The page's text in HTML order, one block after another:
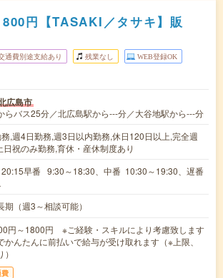
円【TASAKI／タサキ】販
通費別途支給あり 残業なし WEB登録OK
広島市
らバス25分／北広島駅から---分／大谷地駅から---分
,週4日勤務,週3日以内勤務,休日120日以上,完全週
日祝のみ勤務,育休・産休制度あり
早番 9:30～18:30、中番 10:30～19:30、遅番
期（週3～相談可能）
円～1800円 ※ご経験・スキルにより考慮致します
かんたんに前払いで給与が受け取れます（※上限、